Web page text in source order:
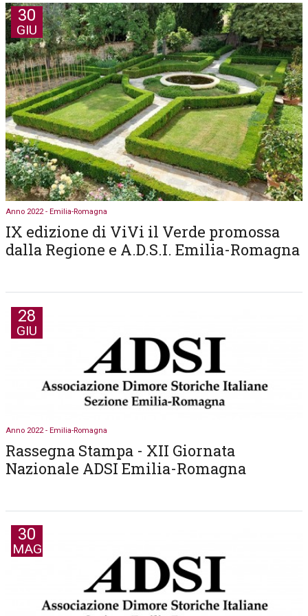
30
GIU
Anno 2022 - Emilia-Romagna
IX edizione di ViVi il Verde promossa
dalla Regione e A.D.S.I. Emilia-Romagna
28
GIU
Anno 2022 - Emilia-Romagna
Rassegna Stampa - XII Giornata
Nazionale ADSI Emilia-Romagna
30
MAG